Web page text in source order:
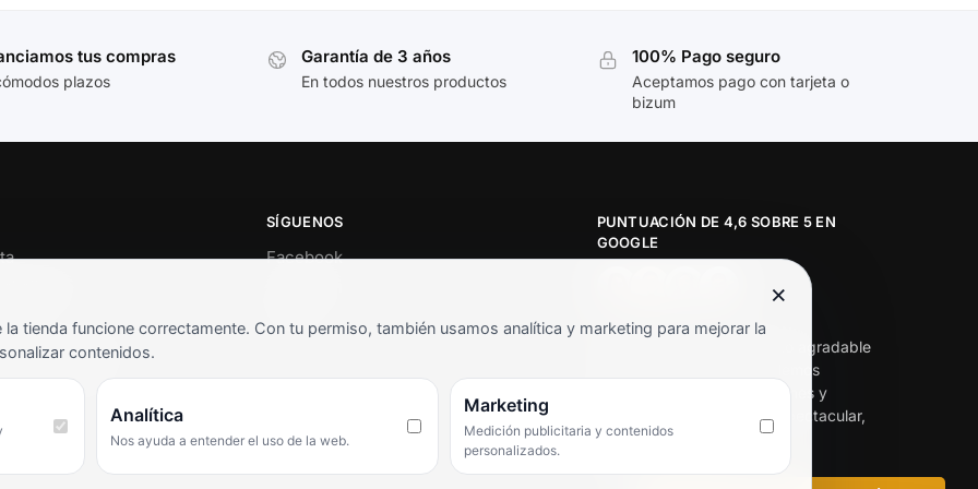
tus compras
plazos
Garantía de 3 años
En todos nuestros productos
100% Pago seguro
Aceptamos pago con tarjeta o
bizum
cliente
y condiciones
frecuentes
SÍGUENOS
Facebook
PUNTUACIÓN DE 4,6 SOBRE 5 EN
GOOGLE
★★★★★
«Servicio de calidad y trato agradable
con precios excelentes. Hemos
comprado en varias ocasiones y
siempre dan respuesta. Espectacular,
servicio de 10.»
×
tienda funcione correctamente. Con tu permiso, también usamos analítica y marketing para mejorar la
contenidos.
Analítica
Nos ayuda a entender el uso de la web.
Marketing
Medición publicitaria y contenidos
personalizados.